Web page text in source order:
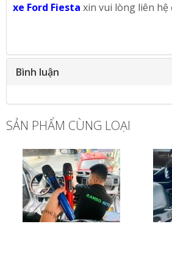
xe Ford Fiesta xin vui lòng liên hệ
Bình luận
SẢN PHẨM CÙNG LOẠI